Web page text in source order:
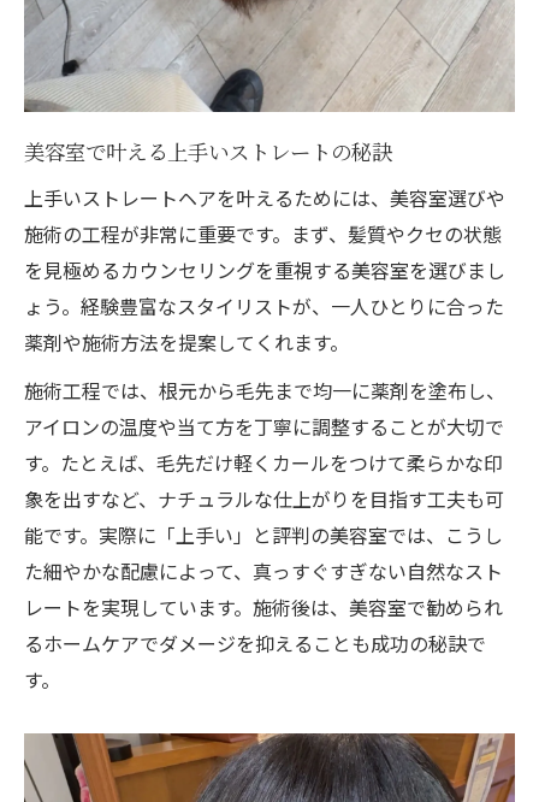
美容室で叶える上手いストレートの秘訣
上手いストレートヘアを叶えるためには、美容室選びや
施術の工程が非常に重要です。まず、髪質やクセの状態
を見極めるカウンセリングを重視する美容室を選びまし
ょう。経験豊富なスタイリストが、一人ひとりに合った
薬剤や施術方法を提案してくれます。
施術工程では、根元から毛先まで均一に薬剤を塗布し、
アイロンの温度や当て方を丁寧に調整することが大切で
す。たとえば、毛先だけ軽くカールをつけて柔らかな印
象を出すなど、ナチュラルな仕上がりを目指す工夫も可
能です。実際に「上手い」と評判の美容室では、こうし
た細やかな配慮によって、真っすぐすぎない自然なスト
レートを実現しています。施術後は、美容室で勧められ
るホームケアでダメージを抑えることも成功の秘訣で
す。